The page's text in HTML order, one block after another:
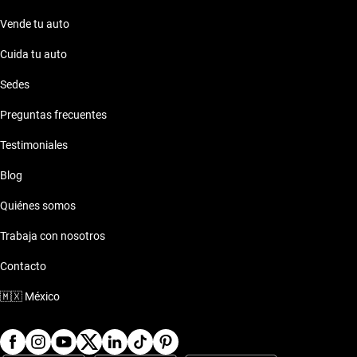
Vende tu auto
Cuida tu auto
Sedes
Preguntas frecuentes
Testimoniales
Blog
Quiénes somos
Trabaja con nosotros
Contacto
🇲🇽 México